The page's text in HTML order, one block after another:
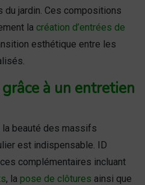
jardin. Ces compositions
la création d’entrées de
esthétique entre les
à un entretien
la beauté des massifs
est indispensable. ID
complémentaires incluant
, la pose de clôtures ainsi que